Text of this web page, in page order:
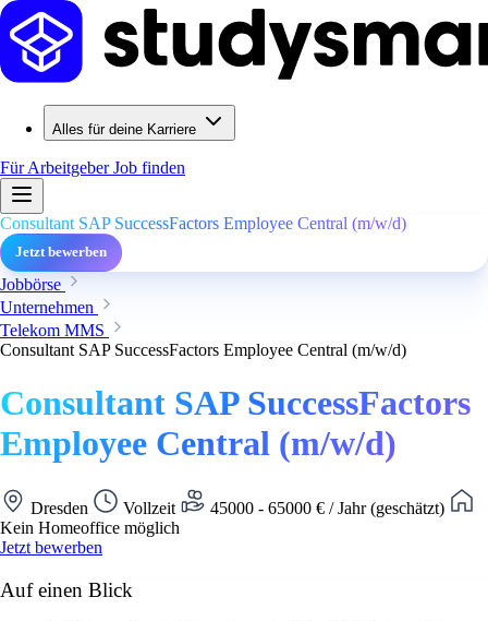
Alles für deine Karriere
Für ArbeitgeberJob finden
Consultant SAP SuccessFactors Employee Central (m/w/d)
Jetzt bewerben
Jobbörse
Unternehmen
Telekom MMS
Consultant SAP SuccessFactors Employee Central (m/w/d)
Consultant SAP SuccessFactors
Employee Central (m/w/d)
Dresden Vollzeit
45000 - 65000 € / Jahr (geschätzt)
Kein Homeoffice möglich
Jetzt bewerben
Auf einen Blick